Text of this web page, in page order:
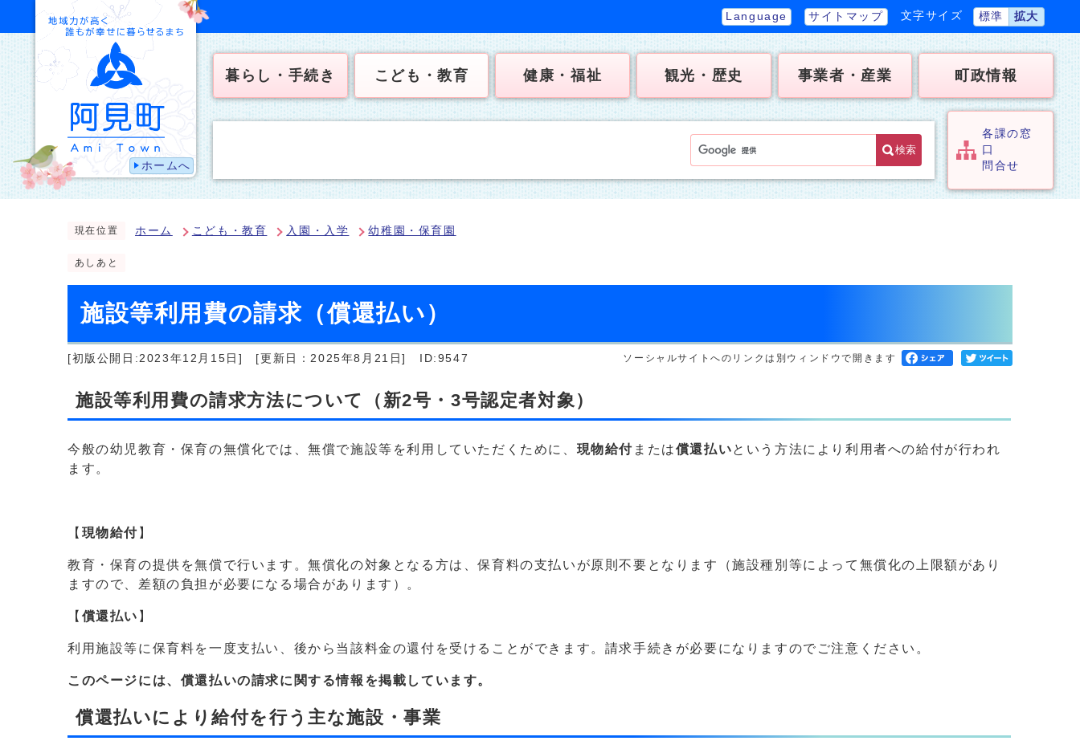
ホームへ
Language サイトマップ 文字サイズ 標準 拡大
暮らし・手続き こども・教育 健康・福祉 観光・歴史 事業者・産業 町政情報
検索
各課の窓
口
問合せ
現在位置 ホーム こども・教育 入園・入学 幼稚園・保育園
あしあと
施設等利用費の請求（償還払い）
[初版公開日:2023年12月15日] [更新日：2025年8月21日] ID:9547 ソーシャルサイトへのリンクは別ウィンドウで開きます
施設等利用費の請求方法について（新2号・3号認定者対象）
今般の幼児教育・保育の無償化では、無償で施設等を利用していただくために、 現物給付 または償還払いという方法により利用者への給付が行われ
ます。
【 現物給付 】
教育・保育の提供を無償で行います。無償化の対象となる方は、保育料の支払いが原則不要となります（施設種別等によって無償化の上限額があり
ますので、差額の負担が必要になる場合があります）。
【 償還払い 】
利用施設等に保育料を一度支払い、後から当該料金の還付を受けることができます。請求手続きが必要になりますのでご注意ください。
このページには、償還払いの請求に関する情報を掲載しています。
償還払いにより給付を行う主な施設・事業